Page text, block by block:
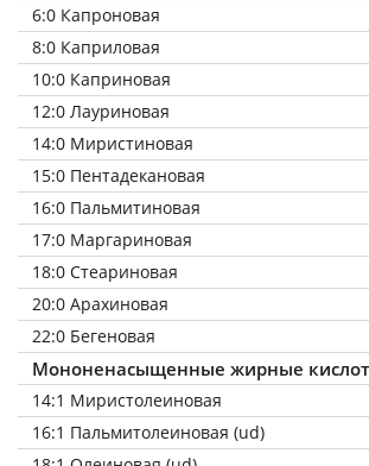
6:0 Капроновая
8:0 Каприловая
10:0 Каприновая
12:0 Лауриновая
14:0 Миристиновая
15:0 Пентадекановая
16:0 Пальмитиновая
17:0 Маргариновая
18:0 Стеариновая
20:0 Арахиновая
22:0 Бегеновая
Мононенасыщенные жирные
14:1 Миристолеиновая
16:1 Пальмитолеиновая (ud)